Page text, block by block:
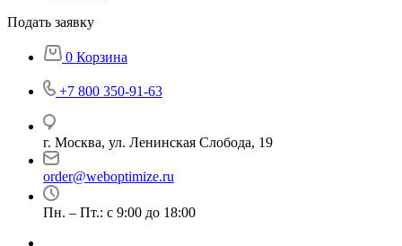
Подать заявку
0 Корзина
+7 800 350-91-63
г. Москва, ул. Ленинская Слобода, 19
order@weboptimize.ru
Пн. – Пт.: с 9:00 до 18:00